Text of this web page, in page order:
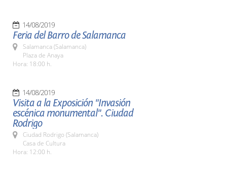
14/08/2019
Feria del Barro de Salamanca
Salamanca (Salamanca)
Plaza de Anaya
Hora: 18:00 h.
14/08/2019
Visita a la Exposición "Invasión
escénica monumental". Ciudad
Rodrigo
Ciudad Rodrigo (Salamanca)
Casa de Cultura
Hora: 12:00 h.